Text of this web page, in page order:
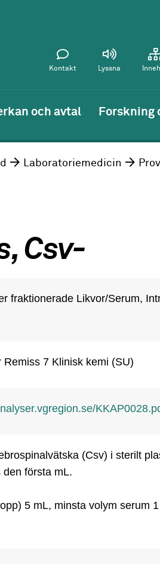
Kontakt Lyssna
och avtal Forskning
Laboratoriemedicin
Csv-
fraktionerade Likvor/Serum,
7 Klinisk kemi (SU)
(Csv) i sterilt
första mL.
5 mL, minsta volym serum